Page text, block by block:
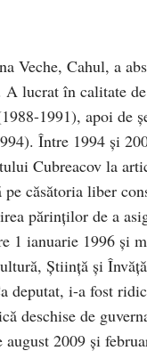
Veche, Cahul, a
lucrat în calitate
1991), apoi de
Între 1994 şi
Cubreacov la
căsătoria liber
părinţilor de a
1 ianuarie 1996 și
Ştiinţă şi
i-a fost
deschise de
2009 și